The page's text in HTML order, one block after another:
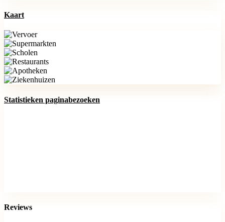
Kaart
Statistieken paginabezoeken
Reviews